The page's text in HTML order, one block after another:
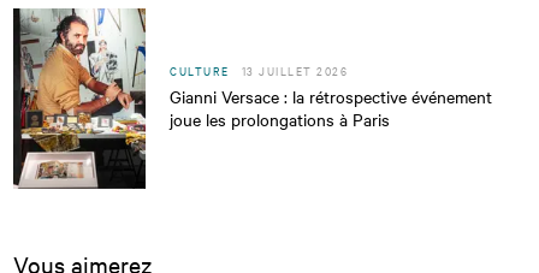
CULTURE 13 JUILLET 2026
Gianni Versace : la rétrospective événement
joue les prolongations à Paris
Vous aimerez